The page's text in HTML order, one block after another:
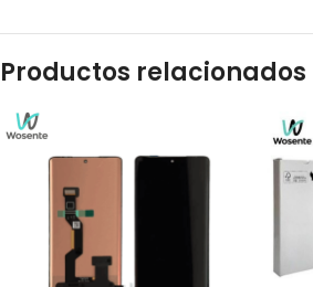
Productos relacionados